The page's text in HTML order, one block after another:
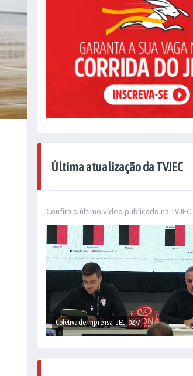
Última atualização da TVJEC
Confira o último vídeo publicado na TVJEC:
Coletiva de Imprensa - JEC - 02/7